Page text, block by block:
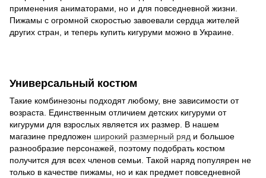
применения аниматорами, но и для повседневной жизни.
Пижамы с огромной скоростью завоевали сердца жителей
других стран, и теперь купить кигуруми можно в Украине.
Универсальный костюм
Такие комбинезоны подходят любому, вне зависимости от
возраста. Единственным отличием детских кигуруми от
кигуруми для взрослых является их размер. В нашем
магазине предложен широкий размерный ряд и большое
разнообразие персонажей, поэтому подобрать костюм
получится для всех членов семьи. Такой наряд популярен не
только в качестве пижамы, но и как предмет повседневной